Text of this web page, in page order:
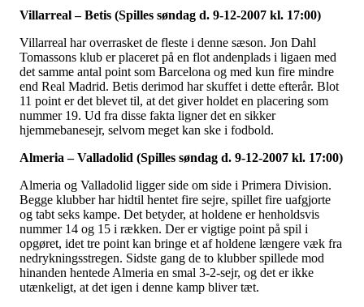
Villarreal – Betis (Spilles søndag d. 9-12-2007 kl. 17:00)
Villarreal har overrasket de fleste i denne sæson. Jon Dahl
Tomassons klub er placeret på en flot andenplads i ligaen med
det samme antal point som Barcelona og med kun fire mindre
end Real Madrid. Betis derimod har skuffet i dette efterår. Blot
11 point er det blevet til, at det giver holdet en placering som
nummer 19. Ud fra disse fakta ligner det en sikker
hjemmebanesejr, selvom meget kan ske i fodbold.
Almeria – Valladolid (Spilles søndag d. 9-12-2007 kl. 17:00)
Almeria og Valladolid ligger side om side i Primera Division.
Begge klubber har hidtil hentet fire sejre, spillet fire uafgjorte
og tabt seks kampe. Det betyder, at holdene er henholdsvis
nummer 14 og 15 i rækken. Der er vigtige point på spil i
opgøret, idet tre point kan bringe et af holdene længere væk fra
nedrykningsstregen. Sidste gang de to klubber spillede mod
hinanden hentede Almeria en smal 3-2-sejr, og det er ikke
utænkeligt, at det igen i denne kamp bliver tæt.